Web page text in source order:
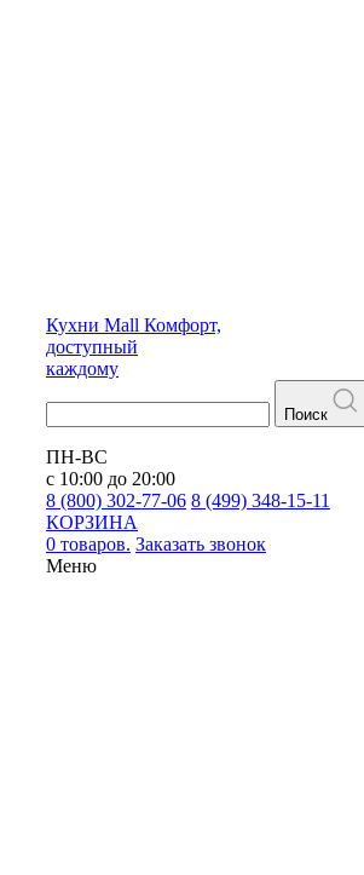
Кухни Mall Комфорт,
доступный
каждому
Поиск
ПН-ВС
с 10:00 до 20:00
8 (800) 302-77-06 8 (499) 348-15-11
КОРЗИНА
0 товаров. Заказать звонок
Меню